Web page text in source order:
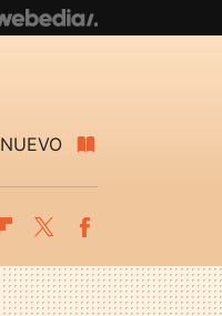
NUEVO
Flipboard
Twitter